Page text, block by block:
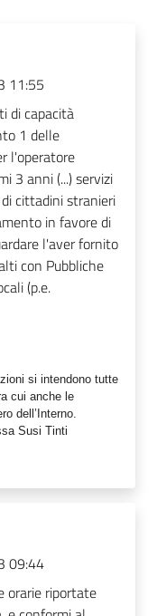
11:55
di capacità
1 delle
l'operatore
3 anni (...) servizi
cittadini stranieri
in favore di
l'aver fornito
con Pubbliche
(p.e.
si intendono tutte
cui anche le
dell’Interno.
Susi Tinti
09:44
orarie riportate